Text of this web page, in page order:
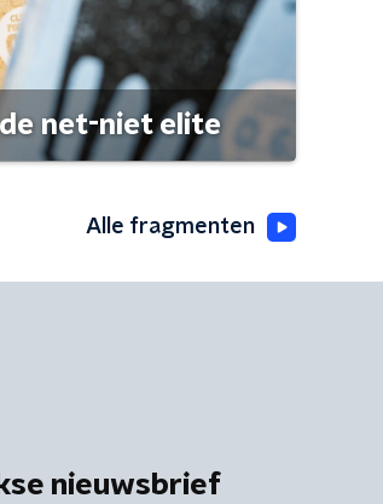
net-niet elite
Alle fragmenten
nieuwsbrief